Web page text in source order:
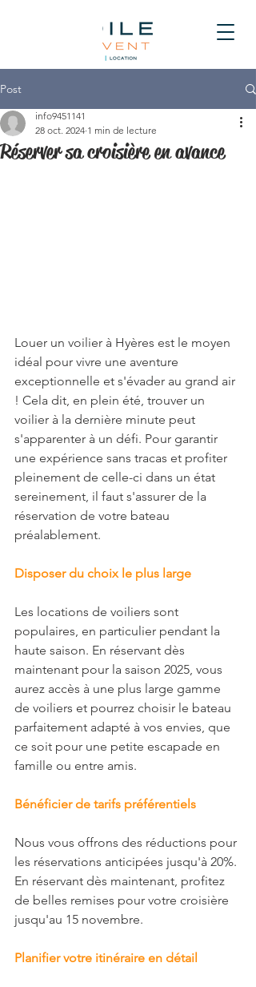
Post
Réserver sa croisière en avance
info9451141
28 oct. 2024 1 min de lecture
Louer un voilier à Hyères est le moyen
idéal pour vivre une aventure
exceptionnelle et s'évader au grand air
! Cela dit, en plein été, trouver un
voilier à la dernière minute peut
s'apparenter à un défi. Pour garantir
une expérience sans tracas et profiter
pleinement de celle-ci dans un état
sereinement, il faut s'assurer de la
réservation de votre bateau
préalablement.
Disposer du choix le plus large
Les locations de voiliers sont
populaires, en particulier pendant la
haute saison. En réservant dès
maintenant pour la saison 2025, vous
aurez accès à une plus large gamme
de voiliers et pourrez choisir le bateau
parfaitement adapté à vos envies, que
ce soit pour une petite escapade en
famille ou entre amis.
Bénéficier de tarifs préférentiels
Nous vous offrons des réductions pour
les réservations anticipées jusqu'à 20%.
En réservant dès maintenant, profitez
de belles remises pour votre croisière
jusqu'au 15 novembre.
Planifier votre itinéraire en détail